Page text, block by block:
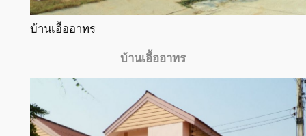
บ้านเอื้ออาทร
บ้านเอื้ออาทร